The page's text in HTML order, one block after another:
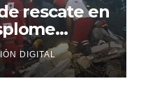
rescate en
DIGITAL